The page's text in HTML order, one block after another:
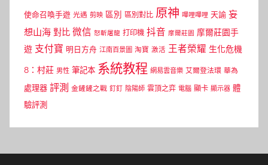
使命召喚手遊 光遇 剪映 區別 區別對比 原神 嗶哩嗶哩 天諭 妄
想山海 對比 微信 怒斬屠龍 打印機 抖音 摩爾莊園 摩爾莊園手
遊 支付寶 明日方舟 江南百景圖 淘寶 激活 王者榮耀 生化危機
8：村莊 男性 筆記本 系統教程 網易雲音樂 艾爾登法環 華為
處理器 評測 金鏟鏟之戰 釘釘 陰陽師 雲頂之弈 電腦 顯卡 顯示器 體
驗評測